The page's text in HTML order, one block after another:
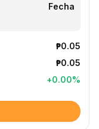
Fecha
₱0.05
₱0.05
+0.00%